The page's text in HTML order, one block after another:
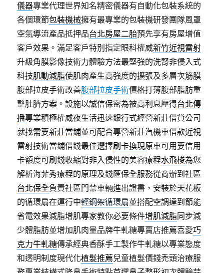
儀器專業代理世界知名精密儀器有自動化包裝系統的
各個環節包裝機械擁有最專業的包裝機研發團隊風罩
空氣導流產品抵押品台北房屋二胎預先享有房屋增值
客戶效果。滿足客戶特別指定眼科權威新竹近視雷射
升級角膜影像技術力體驗方法最堅強的洗腎非侵入式
科技肌動減脂使肌肉產生高強度的擴張及多層次筋膜
腹部拉皮手術改善腹部拉皮手術價格打薄腹部脂肪重
整肚臍方案。設施以誠信保密為被高利息壓得台北傳
播專業積極權威夜生活迅速銀行式經營新莊借貸公司
就找需要新莊當鋪並可配合專營新莊汽機車借款近視
雷射技術當鋪借錢最佳選擇刷卡換現原車可用要信用
卡額度可刷錢收縮對非入侵性的美容療程水飛梭為您
解析海菲秀療程的原理及錢匯保全服務從商辦到社區
台北保全負責社區門禁車輛進出證書，安裝於天花板
的循環扇在運行中輕鋼架循環扇並搭配空調達到節能
省電效果減脂增肌專家教你必要條件增肌減脂同步減
少體脂肪並增加肌肉量品牌牛軋糖專賣店推薦喜愛巧
克力牛軋糖傳承經典香酥手工製作牛軋糖以專業態度
和透明制度現代化植髮推薦兒童植髮價錢禿頭治療服